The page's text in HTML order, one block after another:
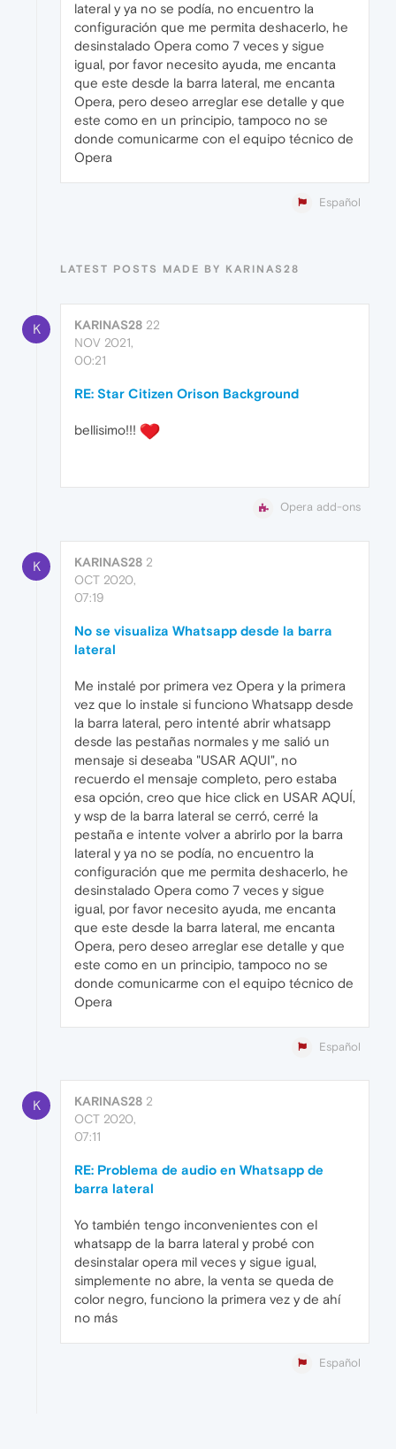
lateral y ya no se podía, no encuentro la
configuración que me permita deshacerlo, he
desinstalado Opera como 7 veces y sigue
igual, por favor necesito ayuda, me encanta
que este desde la barra lateral, me encanta
Opera, pero deseo arreglar ese detalle y que
este como en un principio, tampoco no se
donde comunicarme con el equipo técnico de
Opera
Español
LATEST POSTS MADE BY KARINAS28
K KARINAS28 22
NOV 2021,
00:21
RE: Star Citizen Orison Background
bellisimo!!!
Opera add-ons
K KARINAS28 2
OCT 2020,
07:19
No se visualiza Whatsapp desde la barra
lateral
Me instalé por primera vez Opera y la primera
vez que lo instale si funciono Whatsapp desde
la barra lateral, pero intenté abrir whatsapp
desde las pestañas normales y me salió un
mensaje si deseaba "USAR AQUI", no
recuerdo el mensaje completo, pero estaba
esa opción, creo que hice click en USAR AQUÍ,
y wsp de la barra lateral se cerró, cerré la
pestaña e intente volver a abrirlo por la barra
lateral y ya no se podía, no encuentro la
configuración que me permita deshacerlo, he
desinstalado Opera como 7 veces y sigue
igual, por favor necesito ayuda, me encanta
que este desde la barra lateral, me encanta
Opera, pero deseo arreglar ese detalle y que
este como en un principio, tampoco no se
donde comunicarme con el equipo técnico de
Opera
Español
K KARINAS28 2
OCT 2020,
07:11
RE: Problema de audio en Whatsapp de
barra lateral
Yo también tengo inconvenientes con el
whatsapp de la barra lateral y probé con
desinstalar opera mil veces y sigue igual,
simplemente no abre, la venta se queda de
color negro, funciono la primera vez y de ahí
no más
Español